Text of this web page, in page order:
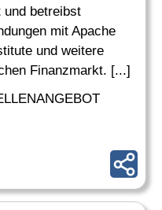
betreibst
mit Apache
und weitere
Finanzmarkt. [...]